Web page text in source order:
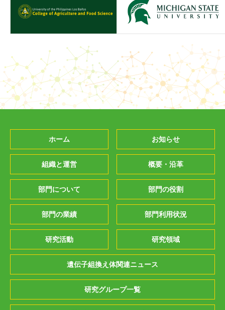
ホーム お知らせ
組織と運営 概要・沿革
部門について 部門の役割
部門の業績 部門利用状況
研究活動 研究領域
遺伝子組換え体関連ニュース
研究グループ一覧